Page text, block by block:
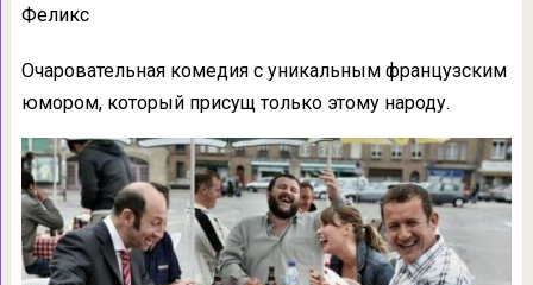
Феликс
Очаровательная комедия с уникальным французским
юмором, который присущ только этому народу.